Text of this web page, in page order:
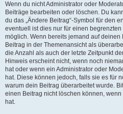
Wenn du nicht Administrator oder
Beiträge bearbeiten oder löschen. Du
du das „Ändere Beitrag“-Symbol für den
eventuell ist dies nur für einen
möglich. Wenn bereits jemand auf
Beitrag in der Themenansicht als
die Anzahl als auch der letzte Zeitpunkt
Hinweis erscheint nicht, wenn noch
hat oder wenn ein Administrator oder
hat. Diese können jedoch, falls sie es für
warum dein Beitrag überarbeitet wurde.
einen Beitrag nicht löschen können,
hat.